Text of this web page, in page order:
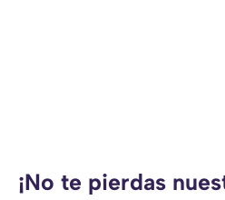
¡No te pierdas